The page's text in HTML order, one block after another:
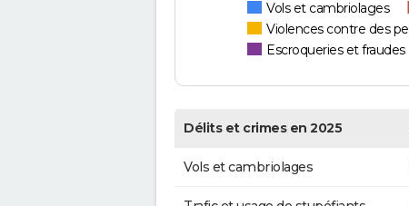
Vols et cambriolages
Violences contre des
Escroqueries et fraudes
Délits et crimes en 2025
Vols et cambriolages